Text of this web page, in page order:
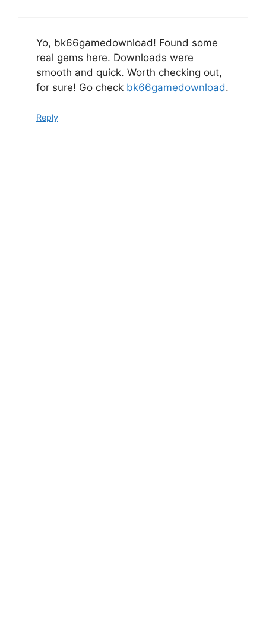
Yo, bk66gamedownload! Found some
real gems here. Downloads were
smooth and quick. Worth checking out,
for sure! Go check bk66gamedownload.
Reply